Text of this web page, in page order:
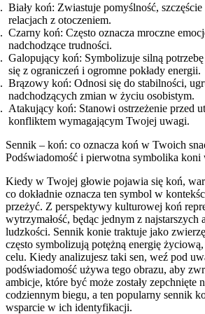
Biały koń: Zwiastuje pomyślność,
relacjach z otoczeniem.
Czarny koń: Często oznacza mroczne
nadchodzące trudności.
Galopujący koń: Symbolizuje silną
się z ograniczeń i ogromne pokłady energii.
Brązowy koń: Odnosi się do stabilności,
nadchodzących zmian w życiu osobistym.
Atakujący koń: Stanowi ostrzeżenie przed
konfliktem wymagającym Twojej uwagi.
Sennik – koń: co oznacza koń w Twoich
Podświadomość i pierwotna symbolika koni
Kiedy w Twojej głowie pojawia się koń,
co dokładnie oznacza ten symbol w
przeżyć. Z perspektywy kulturowej koń
wytrzymałość, będąc jednym z
ludzkości. Sennik konie traktuje jako
często symbolizują potężną energię
celu. Kiedy analizujesz taki sen, weź pod
podświadomość używa tego obrazu, aby
ambicje, które być może zostały zepchnięte
codziennym biegu, a ten popularny sennik
wsparcie w ich identyfikacji.